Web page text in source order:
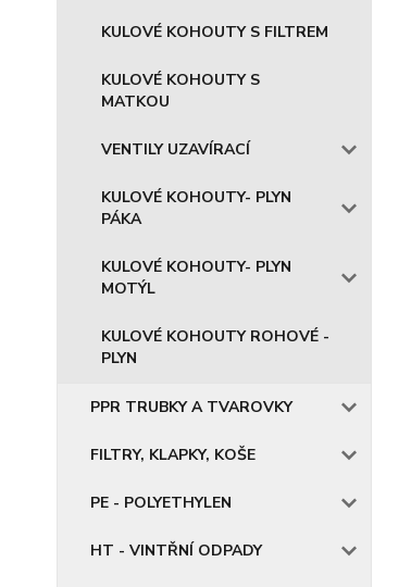
KULOVÉ KOHOUTY S FILTREM
KULOVÉ KOHOUTY S
MATKOU
VENTILY UZAVÍRACÍ
KULOVÉ KOHOUTY- PLYN
PÁKA
KULOVÉ KOHOUTY- PLYN
MOTÝL
KULOVÉ KOHOUTY ROHOVÉ -
PLYN
PPR TRUBKY A TVAROVKY
FILTRY, KLAPKY, KOŠE
PE - POLYETHYLEN
HT - VINTŘNÍ ODPADY